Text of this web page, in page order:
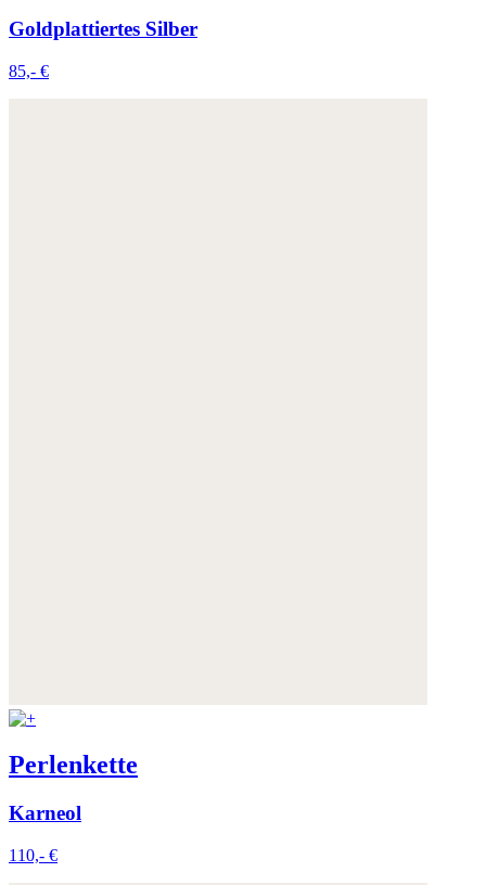
Goldplattiertes Silber
85,- €
Perlenkette
Karneol
110,- €